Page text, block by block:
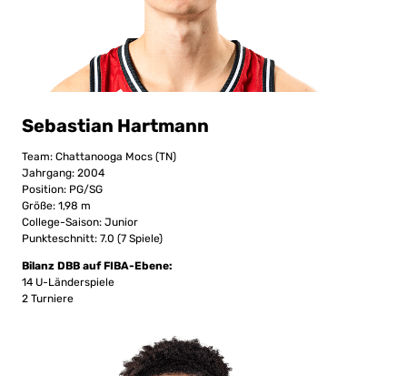
Sebastian Hartmann
Team: Chattanooga Mocs (TN)
Jahrgang: 2004
Position: PG/SG
Größe: 1,98 m
College-Saison: Junior
Punkteschnitt: 7.0 (7 Spiele)
Bilanz DBB auf FIBA-Ebene:
14 U-Länderspiele
2 Turniere